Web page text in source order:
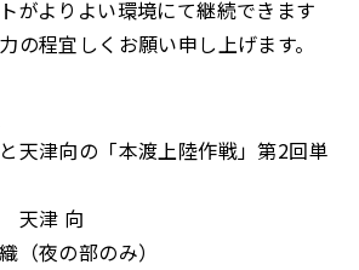
がよりよい環境にて継続できます
の程宜しくお願い申し上げます。
天津向の「本渡上陸作戦」第2回単
津 向
夜の部のみ）